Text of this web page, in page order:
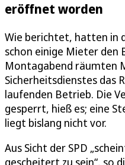
eröffnet worden
Wie berichtet, hatten in
schon einige Mieter den
Montagabend räumten
Sicherheitsdienstes das
laufenden Betrieb. Die
gesperrt, hieß es; eine
liegt bislang nicht vor.
Aus Sicht der SPD
gescheitert zu sein“, so